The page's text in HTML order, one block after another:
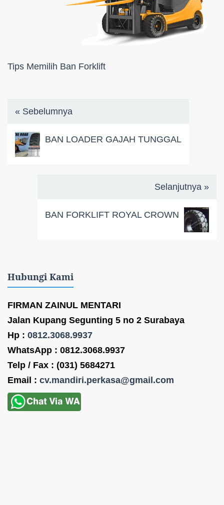
Tips Memilih Ban Forklift
« Sebelumnya
BAN LOADER GAJAH TUNGGAL
Selanjutnya »
BAN FORKLIFT ROYAL CROWN
Hubungi Kami
FIRMAN ZAINUL MENTARI
Jalan Kupang Segunting 5 no 2 Surabaya
Hp : 0812.3068.9937
WhatsApp : 0812.3068.9937
Telp / Fax : (031) 5684271
Email : cv.mandiri.perkasa@gmail.com